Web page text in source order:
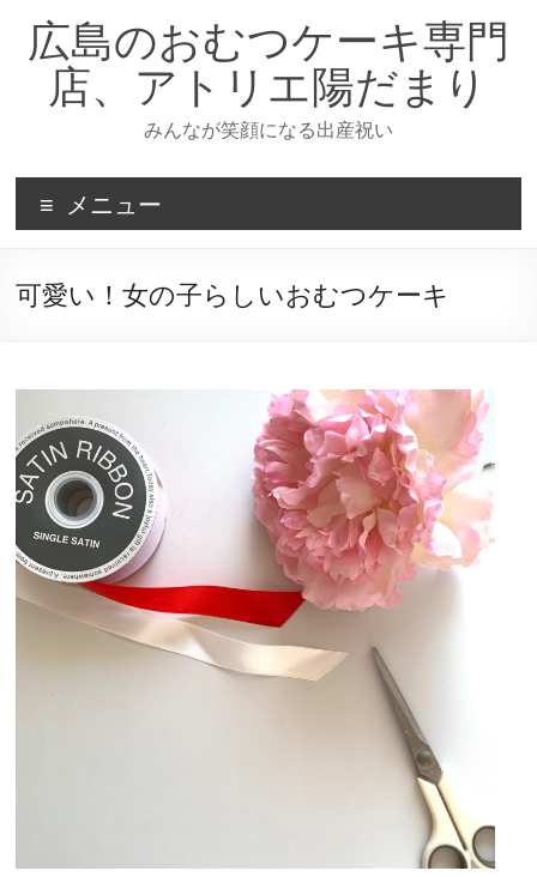
キ
プ
広島のおむつケーキ専門
店、アトリエ陽だまり
みんなが笑顔になる出産祝い
メニュー
可愛い！女の子らしいおむつケーキ